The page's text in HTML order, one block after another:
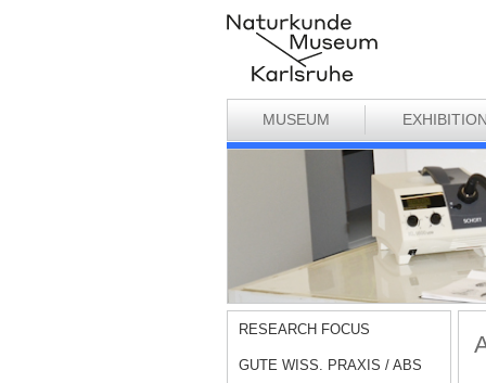
MUSEUM
RESEARCH FOCUS
GUTE WISS. PRAXIS / ABS